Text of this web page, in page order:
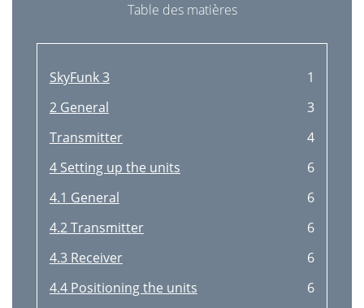
Table des matières
SkyFunk 3
1
2 General
3
Transmitter
4
4 Setting up the units
6
4.1 General
6
4.2 Transmitter
6
4.3 Receiver
6
4.4 Positioning the units
6